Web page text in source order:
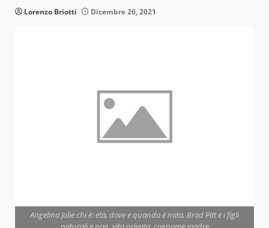
Lorenzo Briotti Dicembre 26, 2021
Angelina Jolie chi è: età, dove e quando è nata, Brad Pitt e i figli